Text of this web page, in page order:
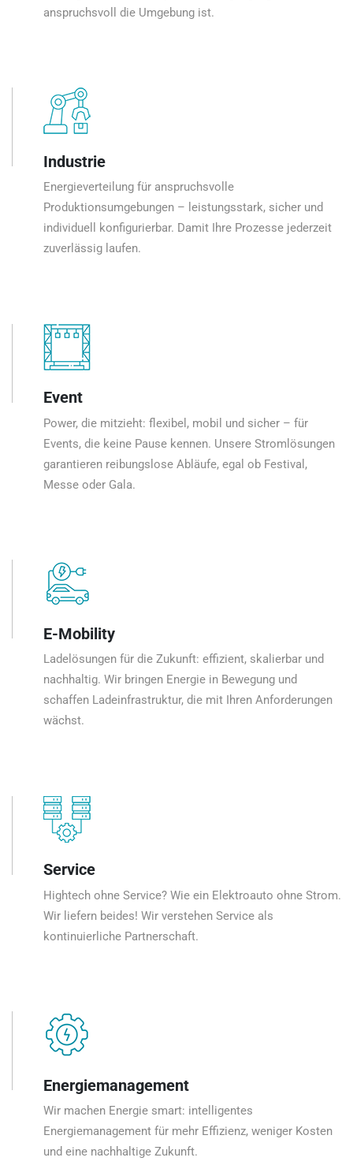
anspruchsvoll die Umgebung ist.
Industrie
Energieverteilung für anspruchsvolle
Produktionsumgebungen – leistungsstark, sicher und
individuell konfigurierbar. Damit Ihre Prozesse jederzeit
zuverlässig laufen.
Event
Power, die mitzieht: flexibel, mobil und sicher – für
Events, die keine Pause kennen. Unsere Stromlösungen
garantieren reibungslose Abläufe, egal ob Festival,
Messe oder Gala.
E-Mobility
Ladelösungen für die Zukunft: effizient, skalierbar und
nachhaltig. Wir bringen Energie in Bewegung und
schaffen Ladeinfrastruktur, die mit Ihren Anforderungen
wächst.
Service
Hightech ohne Service? Wie ein Elektroauto ohne Strom.
Wir liefern beides! Wir verstehen Service als
kontinuierliche Partnerschaft.
Energiemanagement
Wir machen Energie smart: intelligentes
Energiemanagement für mehr Effizienz, weniger Kosten
und eine nachhaltige Zukunft.